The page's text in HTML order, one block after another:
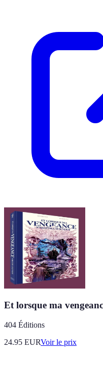
Et lorsque ma
404 Éditions
24.95 EURVoir le prix